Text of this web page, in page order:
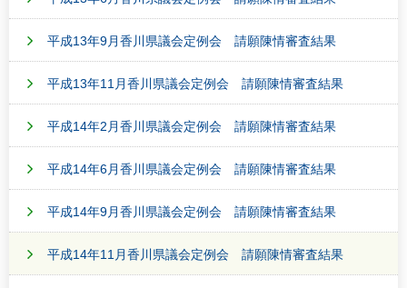
平成13年9月香川県議会定例会 請願陳情審査結果
平成13年11月香川県議会定例会 請願陳情審査結果
平成14年2月香川県議会定例会 請願陳情審査結果
平成14年6月香川県議会定例会 請願陳情審査結果
平成14年9月香川県議会定例会 請願陳情審査結果
平成14年11月香川県議会定例会 請願陳情審査結果